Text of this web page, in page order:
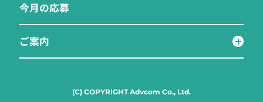
今月の応募
ご案内
(C) COPYRIGHT Advcom Co., Ltd.